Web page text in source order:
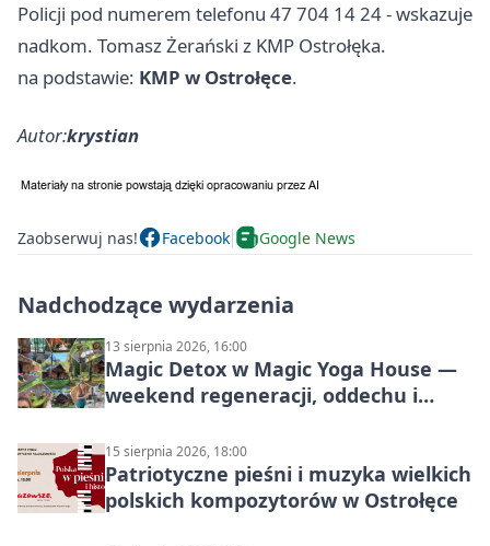
Policji pod numerem telefonu 47 704 14 24 - wskazuje
nadkom. Tomasz Żerański z KMP Ostrołęka.
na podstawie: KMP w Ostrołęce.
Autor:krystian
Zaobserwuj nas! Facebook Google News
Nadchodzące wydarzenia
13 sierpnia 2026, 16:00
Magic Detox w Magic Yoga House —
weekend regeneracji, oddechu i
15 sierpnia 2026, 18:00
Patriotyczne pieśni i muzyka wielkich
polskich kompozytorów w Ostrołęce